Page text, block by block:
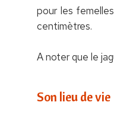
pour les
centimètres.
A noter que le
Son lieu de vie